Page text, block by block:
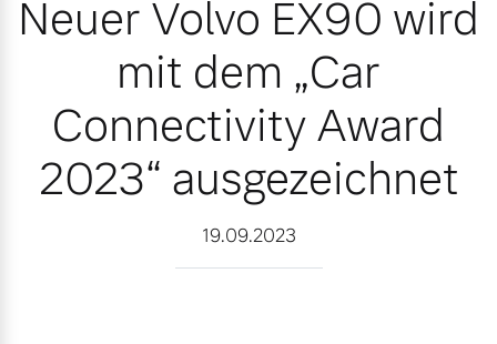
Neuer Volvo EX90 wird
mit dem „Car
Connectivity Award
2023“ ausgezeichnet
19.09.2023